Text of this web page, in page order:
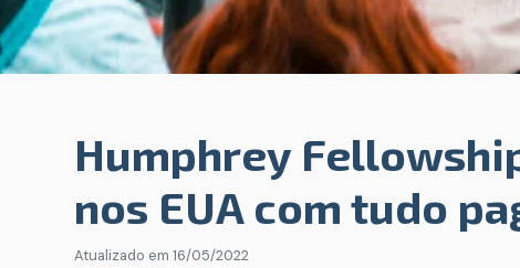
Humphrey
nos EUA com tudo
Atualizado em 16/05/2022